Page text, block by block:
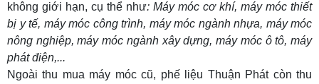
không giới hạn, cụ thể như: Máy móc cơ khí, máy móc thiết
bị y tế, máy móc công trình, máy móc ngành nhựa, máy móc
nông nghiệp, máy móc ngành xây dựng, máy móc ô tô, máy
phát điện,...
Ngoài thu mua máy móc cũ, phế liệu Thuận Phát còn thu